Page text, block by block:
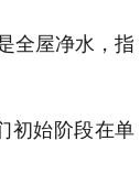
全屋净水，指
初始阶段在单